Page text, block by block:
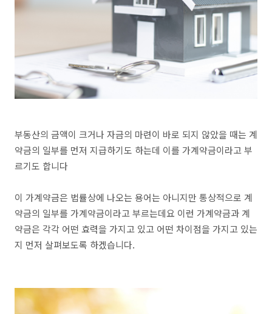
부동산의 금액이 크거나 자금의 마련이 바로 되지 않았을 때는 계
약금의 일부를 먼저 지급하기도 하는데 이를 가계약금이라고 부
르기도 합니다
이 가계약금은 법률상에 나오는 용어는 아니지만 통상적으로 계
약금의 일부를 가계약금이라고 부르는데요 이런 가계약금과 계
약금은 각각 어떤 효력을 가지고 있고 어떤 차이점을 가지고 있는
지 먼저 살펴보도록 하겠습니다.